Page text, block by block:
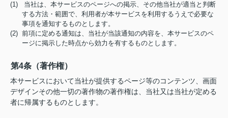
(1) 当社は、本サービスのページへの掲示、その他当社が適当と判断
する方法・範囲で、利用者が本サービスを利用するうえで必要な
事項を通知するものとします。
(2) 前項に定める通知は、当社が当該通知の内容を、本サービスのペ
ージに掲示した時点から効力を有するものとします。
第4条（著作権）
本サービスにおいて当社が提供するページ等のコンテンツ、画面
デザインその他一切の著作物の著作権は、当社又は当社が定める
者に帰属するものとします。